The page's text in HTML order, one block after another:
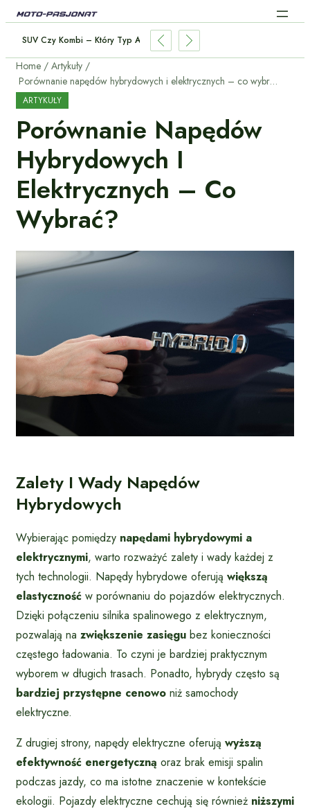
SUV Czy Kombi – Który Typ Auta Wybrać Dla Rodziny?
Home
Artykuły
Porównanie napędów hybrydowych i elektrycznych – co wybrać?
ARTYKUŁY
Porównanie Napędów
Hybrydowych I
Elektrycznych – Co
Wybrać?
Zalety I Wady Napędów
Hybrydowych
Wybierając pomiędzy napędami hybrydowymi a
elektrycznymi, warto rozważyć zalety i wady każdej z
tych technologii. Napędy hybrydowe oferują większą
elastyczność w porównaniu do pojazdów elektrycznych.
Dzięki połączeniu silnika spalinowego z elektrycznym,
pozwalają na zwiększenie zasięgu bez konieczności
częstego ładowania. To czyni je bardziej praktycznym
wyborem w długich trasach. Ponadto, hybrydy często są
bardziej przystępne cenowo niż samochody
elektryczne.
Z drugiej strony, napędy elektryczne oferują wyższą
efektywność energetyczną oraz brak emisji spalin
podczas jazdy, co ma istotne znaczenie w kontekście
ekologii. Pojazdy elektryczne cechują się również niższymi